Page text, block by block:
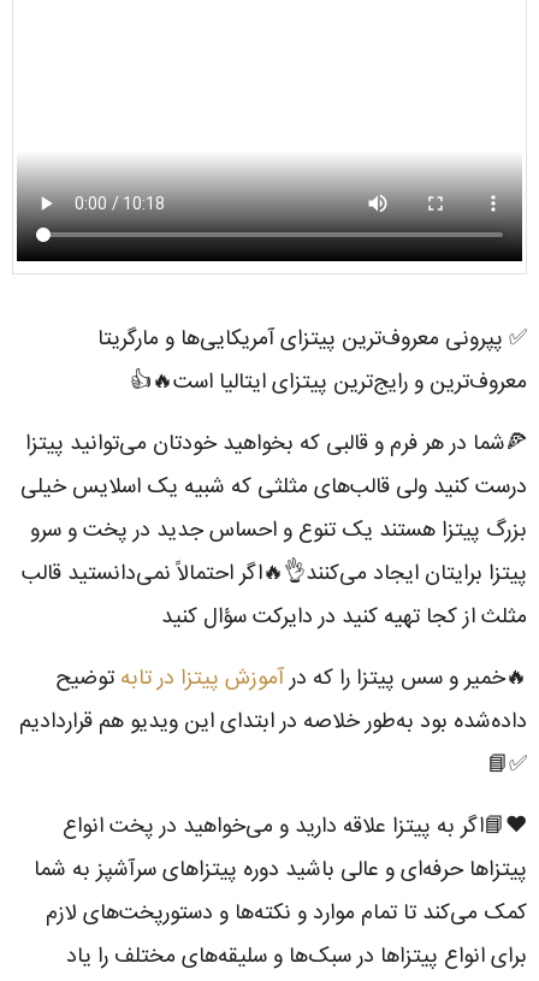
✅ پپرونی معروف‌ترین پیتزای آمریکایی‌ها و مارگریتا
معروف‌ترین و رایج‌ترین پیتزای ایتالیا است🔥👍
🍕شما در هر فرم و قالبی که بخواهید خودتان می‌توانید پیتزا
درست کنید ولی قالب‌های مثلثی که شبیه یک اسلایس خیلی
بزرگ پیتزا هستند یک تنوع و احساس جدید در پخت و سرو
پیتزا برایتان ایجاد می‌کنند👌🔥اگر احتمالاً نمی‌دانستید قالب
مثلث از کجا تهیه کنید در دایرکت سؤال کنید
🔥خمیر و سس پیتزا را که درآموزش پیتزا در تابه توضیح
داده‌شده بود به‌طور خلاصه در ابتدای این ویدیو هم قراردادیم
✅📘
❤️📘اگر به پیتزا علاقه دارید و می‌خواهید در پخت انواع
پیتزاها حرفه‌ای و عالی باشید دوره پیتزاهای سرآشپز به شما
کمک می‌کند تا تمام موارد و نکته‌ها و دستور‌پخت‌های لازم
برای انواع پیتزاها در سبک‌ها و سلیقه‌های مختلف را یاد